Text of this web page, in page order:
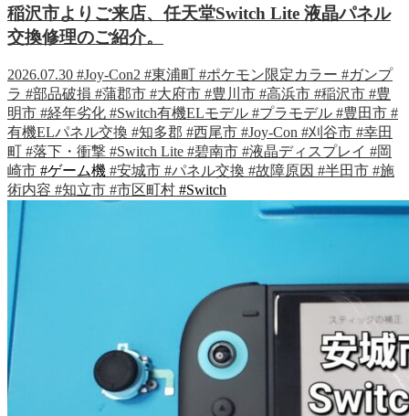
稲沢市よりご来店、任天堂Switch Lite 液晶パネル
交換修理のご紹介。
2026.07.30 #Joy-Con2 #東浦町 #ポケモン限定カラー #ガンプ
ラ #部品破損 #蒲郡市 #大府市 #豊川市 #高浜市 #稲沢市 #豊
明市 #経年劣化 #Switch有機ELモデル #プラモデル #豊田市 #
有機ELパネル交換 #知多郡 #西尾市 #Joy-Con #刈谷市 #幸田
町 #落下・衝撃 #Switch Lite #碧南市 #液晶ディスプレイ #岡
崎市 #ゲーム機 #安城市 #パネル交換 #故障原因 #半田市 #施
術内容 #知立市 #市区町村 #Switch